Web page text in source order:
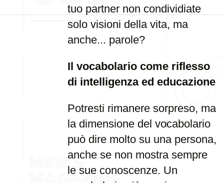
tuo partner non condividiate
solo visioni della vita, ma
anche... parole?
Il vocabolario come riflesso
di intelligenza ed educazione
Potresti rimanere sorpreso, ma
la dimensione del vocabolario
può dire molto su una persona,
anche se non mostra sempre
le sue conoscenze. Un